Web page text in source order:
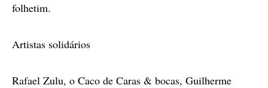
folhetim.
Artistas solidários
Rafael Zulu, o Caco de Caras & bocas, Guilherme